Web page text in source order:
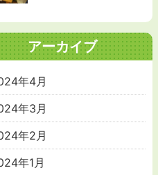
アーカイブ
年4月
年3月
年2月
年1月